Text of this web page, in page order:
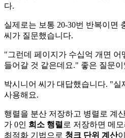
다.
실제로는 보통 20-30번 반복이면
씨가 질문했습니다.
"그런데 페이지가 수십억 개면 어
들어갈 것 같은데요." 좋은 질문
박시니어 씨가 대답했습니다. "실
사용해요.
행렬을 분산 저장하고 병렬로 계
가 0인 희소 행렬 로 저장하면 메
최적화 기법으로 청크 단위 계산